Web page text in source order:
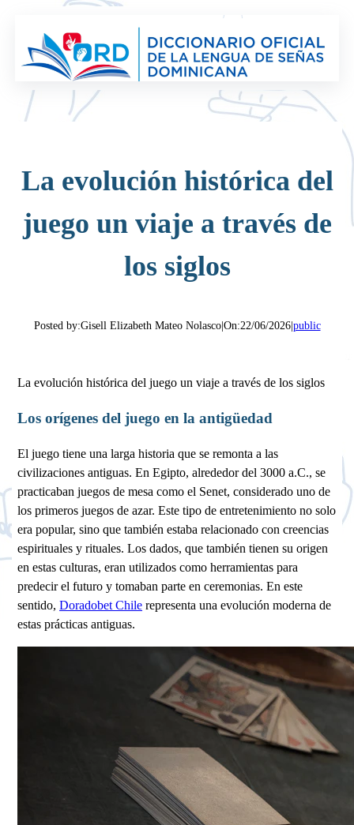
contenido
La evolución histórica del
juego un viaje a través de
los siglos
Posted by:Gisell Elizabeth Mateo Nolasco| On:22/06/2026| public
La evolución histórica del juego un viaje a través de los siglos
Los orígenes del juego en la antigüedad
El juego tiene una larga historia que se remonta a las
civilizaciones antiguas. En Egipto, alrededor del 3000 a.C., se
practicaban juegos de mesa como el Senet, considerado uno de
los primeros juegos de azar. Este tipo de entretenimiento no solo
era popular, sino que también estaba relacionado con creencias
espirituales y rituales. Los dados, que también tienen su origen
en estas culturas, eran utilizados como herramientas para
predecir el futuro y tomaban parte en ceremonias. En este
sentido,Doradobet Chile representa una evolución moderna de
estas prácticas antiguas.